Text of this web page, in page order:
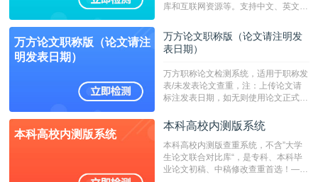
库和互联网资源等。支持中文、英文、
定院校！！！
万方论文职称版（论文请注
明发表日期）
万方论文职称版（论文请注明发
表日期）
万方职称论文检测系统，适用于职称发
表/未发表论文查重，注：上传论文请
标注发表日期，如无则使用论文正式发
成时间作为发表日期。
本科高校内测版系统
本科高校内测版系统
本科高校内测版查重系统，不含”大学
生论文联合对比库“，是专科、本科毕
业论文初稿、中稿修改查重首选！——